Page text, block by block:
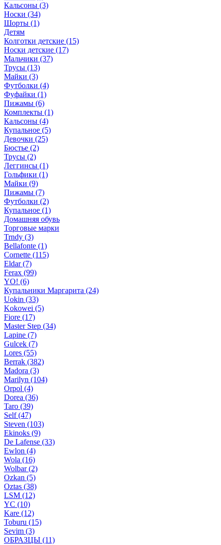
Кальсоны (3)
Носки (34)
Шорты (1)
Детям
Колготки детские (15)
Носки детские (17)
Мальчики (37)
Трусы (13)
Майки (3)
Футболки (4)
Фуфайки (1)
Пижамы (6)
Комплекты (1)
Кальсоны (4)
Купальное (5)
Девочки (25)
Бюстье (2)
Трусы (2)
Леггинсы (1)
Гольфики (1)
Майки (9)
Пижамы (7)
Футболки (2)
Купальное (1)
Домашняя обувь
Торговые марки
Trndy (3)
Bellafonte (1)
Cornette (115)
Eldar (7)
Ferax (99)
YO! (6)
Купальники Маргарита (24)
Uokin (33)
Kokowei (5)
Fiore (17)
Master Step (34)
Lapine (7)
Gulcek (7)
Lores (55)
Berrak (382)
Madora (3)
Marilyn (104)
Orpol (4)
Dorea (36)
Taro (39)
Self (47)
Steven (103)
Ekinoks (9)
De Lafense (33)
Ewlon (4)
Wola (16)
Wolbar (2)
Ozkan (5)
Oztas (38)
LSM (12)
YC (10)
Kare (12)
Toburu (15)
Sevim (3)
ОБРАЗЦЫ (11)